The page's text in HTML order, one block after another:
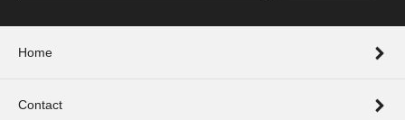
Home
Contact